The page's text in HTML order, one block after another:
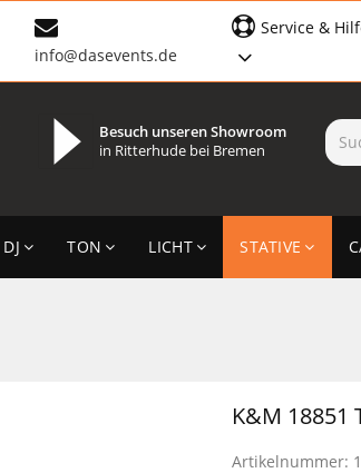
info@dasevents.de
Service &
Besuch unseren Showroom
in Ritterhude bei Bremen
DJ TON LICHT STATIVE
K&M 18851
Artikelnummer: